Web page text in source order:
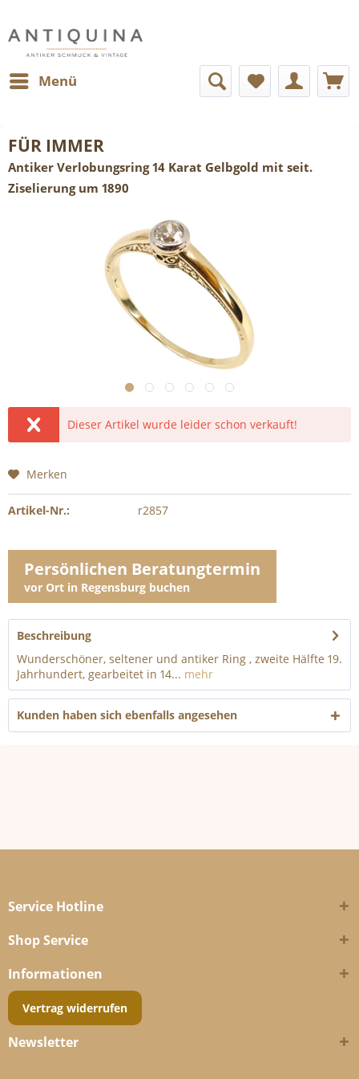
Menü
FÜR IMMER
Antiker Verlobungsring 14 Karat Gelbgold mit seit.
Ziselierung um 1890
Dieser Artikel wurde leider schon verkauft!
Merken
Artikel-Nr.: r2857
Persönlichen Beratungtermin
vor Ort in Regensburg buchen
Beschreibung
Wunderschöner, seltener und antiker Ring , zweite Hälfte 19.
Jahrhundert, gearbeitet in 14... mehr
Kunden haben sich ebenfalls angesehen
Service Hotline
Shop Service
Informationen
Vertrag widerrufen
Newsletter